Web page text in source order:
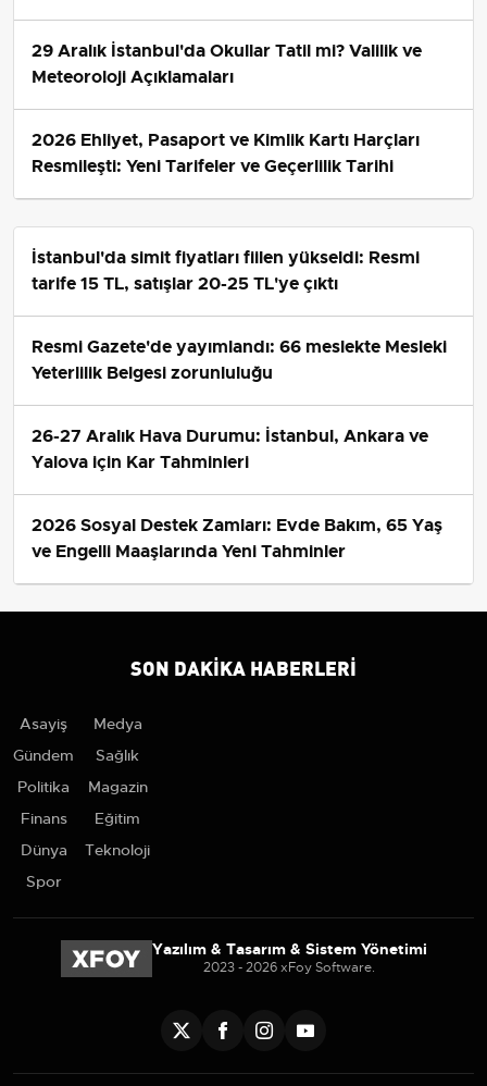
29 Aralık İstanbul'da Okullar Tatil mi? Valilik ve
Meteoroloji Açıklamaları
2026 Ehliyet, Pasaport ve Kimlik Kartı Harçları
Resmileşti: Yeni Tarifeler ve Geçerlilik Tarihi
İstanbul'da simit fiyatları fiilen yükseldi: Resmi
tarife 15 TL, satışlar 20-25 TL'ye çıktı
Resmi Gazete'de yayımlandı: 66 meslekte Mesleki
Yeterlilik Belgesi zorunluluğu
26-27 Aralık Hava Durumu: İstanbul, Ankara ve
Yalova için Kar Tahminleri
2026 Sosyal Destek Zamları: Evde Bakım, 65 Yaş
ve Engelli Maaşlarında Yeni Tahminler
SON DAKIKA HABERLERI
Asayiş
Gündem
Politika
Finans
Dünya
Spor
Medya
Sağlık
Magazin
Eğitim
Teknoloji
Yazılım & Tasarım & Sistem Yönetimi
2023 - 2026 xFoy Software.